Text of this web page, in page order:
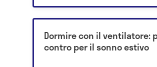
Dormire con il ventilatore:
contro per il sonno estivo